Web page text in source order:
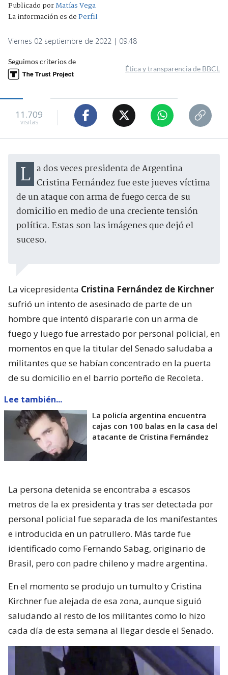
Publicado porMatías Vega
La información es dePerfil
Viernes 02 septiembre de 2022 | 09:48
Seguimos criterios de
Ética y transparencia de BBCL
11.709
visitas
La dos veces presidenta de Argentina Cristina Fernández fue este jueves víctima
de un ataque con arma de fuego cerca de su
domicilio en medio de una creciente tensión
política. Estas son las imágenes que dejó el
suceso.
La vicepresidenta Cristina Fernández de Kirchner
sufrió un intento de asesinado de parte de un
hombre que intentó dispararle con un arma de
fuego y luego fue arrestado por personal policial, en
momentos en que la titular del Senado saludaba a
militantes que se habían concentrado en la puerta
de su domicilio en el barrio porteño de Recoleta.
Lee también...
La policía argentina encuentra
cajas con 100 balas en la casa del
atacante de Cristina Fernández
La persona detenida se encontraba a escasos
metros de la ex presidenta y tras ser detectada por
personal policial fue separada de los manifestantes
e introducida en un patrullero. Más tarde fue
identificado como Fernando Sabag, originario de
Brasil, pero con padre chileno y madre argentina.
En el momento se produjo un tumulto y Cristina
Kirchner fue alejada de esa zona, aunque siguió
saludando al resto de los militantes como lo hizo
cada día de esta semana al llegar desde el Senado.